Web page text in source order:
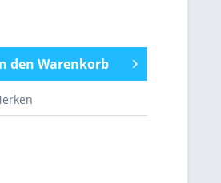
den Warenkorb